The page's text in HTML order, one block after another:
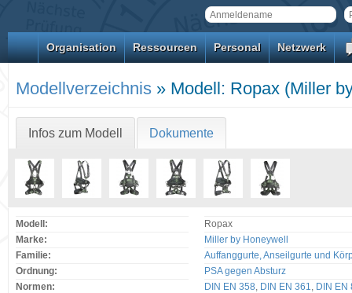
Organisation Ressourcen Personal Netzwerk
Modellverzeichnis » Modell: Ropax (Miller
Infos zum Modell Dokumente
Modell:
Ropax
Marke:
Miller by Honeywell
Familie:
Auffanggurte, Anseilgurte und
Ordnung:
PSA gegen Absturz
Normen:
DIN EN 358, DIN EN 361, DIN EN